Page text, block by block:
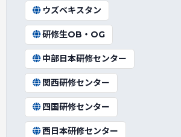
ウズベキスタン
研修生OB・OG
中部日本研修センター
関西研修センター
四国研修センター
西日本研修センター